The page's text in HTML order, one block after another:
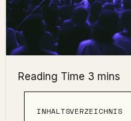
INHALTSVERZEICHNIS